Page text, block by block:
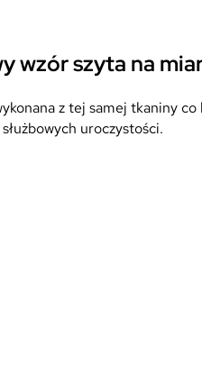
wzór szyta na
z tej samej tkaniny
uroczystości.